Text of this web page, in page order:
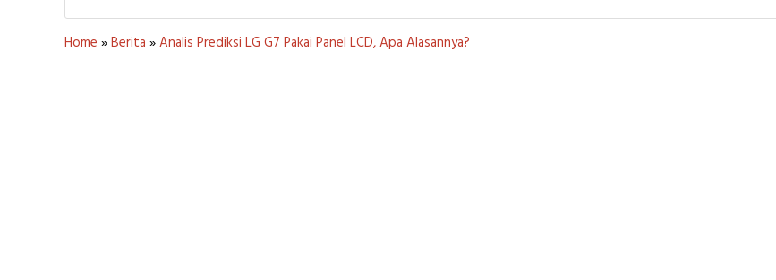
Home »Berita »Analis Prediksi LG G7 Pakai Panel LCD, Apa Alasannya?